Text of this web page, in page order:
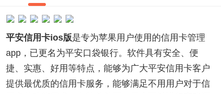
平安信用卡ios版是专为苹果用户使用的信用卡管理
app，已更名为平安口袋银行。软件具有安全、便
捷、实惠、好用等特点，能够为广大平安信用卡客户
提供最优质的信用卡服务，能够满足不用用户对于信